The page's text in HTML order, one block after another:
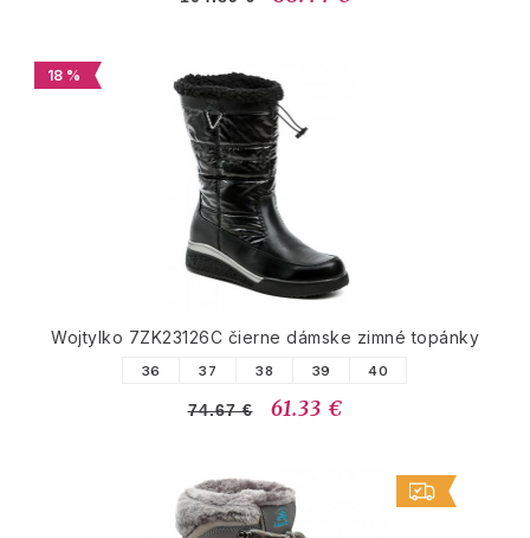
18 %
Wojtylko 7ZK23126C čierne dámske zimné topánky
36 37 38 39 40
74.67 € 61.33 €